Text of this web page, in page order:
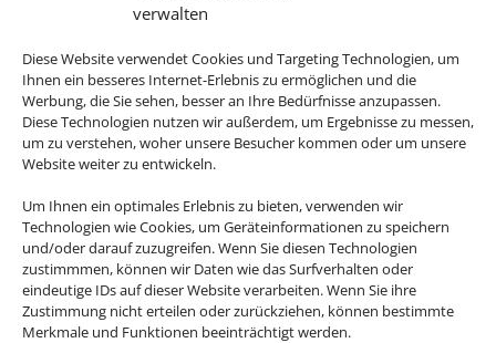
verwalten
Diese Website verwendet Cookies und Targeting Technologien, um
Ihnen ein besseres Internet-Erlebnis zu ermöglichen und die
Werbung, die Sie sehen, besser an Ihre Bedürfnisse anzupassen.
Diese Technologien nutzen wir außerdem, um Ergebnisse zu messen,
um zu verstehen, woher unsere Besucher kommen oder um unsere
Website weiter zu entwickeln.
Um Ihnen ein optimales Erlebnis zu bieten, verwenden wir
Technologien wie Cookies, um Geräteinformationen zu speichern
und/oder darauf zuzugreifen. Wenn Sie diesen Technologien
zustimmmen, können wir Daten wie das Surfverhalten oder
eindeutige IDs auf dieser Website verarbeiten. Wenn Sie ihre
Zustimmung nicht erteilen oder zurückziehen, können bestimmte
Merkmale und Funktionen beeinträchtigt werden.